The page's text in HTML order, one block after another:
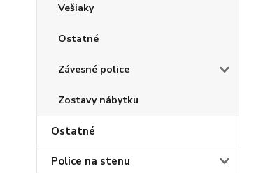
Vešiaky
Ostatné
Závesné police
Zostavy nábytku
Ostatné
Police na stenu